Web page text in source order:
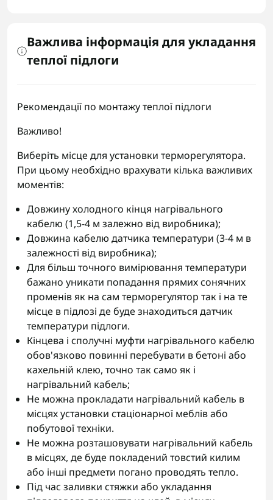
Важлива інформація для укладання
теплої підлоги
Рекомендації по монтажу теплої підлоги
Важливо!
Виберіть місце для установки терморегулятора.
При цьому необхідно врахувати кілька важливих
моментів:
Довжину холодного кінця нагрівального
кабелю (1,5-4 м залежно від виробника);
Довжина кабелю датчика температури (3-4 м в
залежності від виробника);
Для більш точного вимірювання температури
бажано уникати попадання прямих сонячних
променів як на сам терморегулятор так і на те
місце в підлозі де буде знаходиться датчик
температури підлоги.
Кінцева і сполучні муфти нагрівального кабелю
обов'язково повинні перебувати в бетоні або
кахельній клею, точно так само як і
нагрівальний кабель;
Не можна прокладати нагрівальний кабель в
місцях установки стаціонарної меблів або
побутової техніки.
Не можна розташовувати нагрівальний кабель
в місцях, де буде покладений товстий килим
або інші предмети погано проводять тепло.
Під час заливки стяжки або укладання